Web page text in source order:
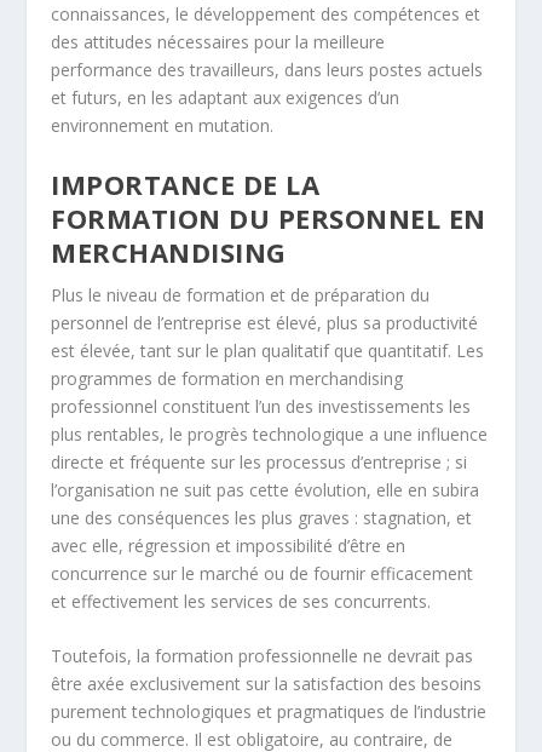
connaissances, le développement des compétences et
des attitudes nécessaires pour la meilleure
performance des travailleurs, dans leurs postes actuels
et futurs, en les adaptant aux exigences d’un
environnement en mutation.
IMPORTANCE DE LA
FORMATION DU PERSONNEL EN
MERCHANDISING
Plus le niveau de formation et de préparation du
personnel de l’entreprise est élevé, plus sa productivité
est élevée, tant sur le plan qualitatif que quantitatif. Les
programmes de formation en merchandising
professionnel constituent l’un des investissements les
plus rentables, le progrès technologique a une influence
directe et fréquente sur les processus d’entreprise ; si
l’organisation ne suit pas cette évolution, elle en subira
une des conséquences les plus graves : stagnation, et
avec elle, régression et impossibilité d’être en
concurrence sur le marché ou de fournir efficacement
et effectivement les services de ses concurrents.
Toutefois, la formation professionnelle ne devrait pas
être axée exclusivement sur la satisfaction des besoins
purement technologiques et pragmatiques de l’industrie
ou du commerce. Il est obligatoire, au contraire, de